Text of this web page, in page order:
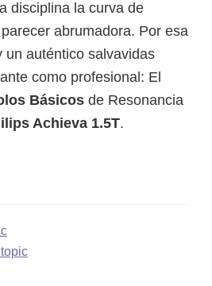
disciplina la curva de
abrumadora. Por esa
un auténtico salvavidas
como profesional: El
Básicos de Resonancia
Achieva 1.5T.